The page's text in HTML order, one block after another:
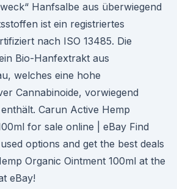
Hanfsalbe aus überwiegend
ist ein registriertes
nach ISO 13485. Die
Bio-Hanfextrakt aus
welches eine hohe
Cannabinoide, vorwiegend
Carun Active Hemp
for sale online | eBay Find
options and get the best deals
Organic Ointment 100ml at the
eBay!